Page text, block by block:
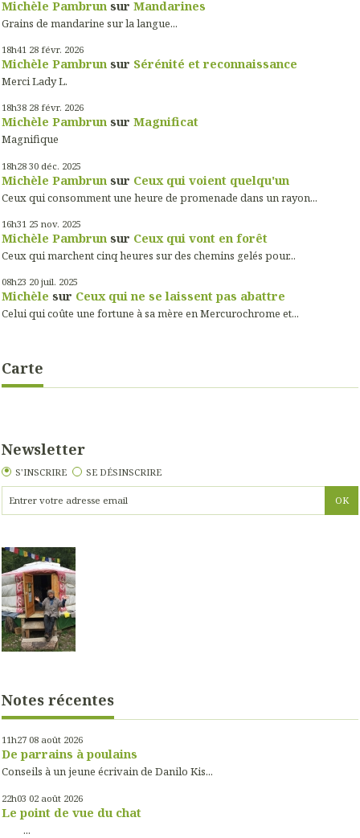
Michèle Pambrun sur Mandarines
Grains de mandarine sur la langue...
18h41 28 févr. 2026
Michèle Pambrun sur Sérénité et reconnaissance
Merci Lady L.
18h38 28 févr. 2026
Michèle Pambrun sur Magnificat
Magnifique
18h28 30 déc. 2025
Michèle Pambrun sur Ceux qui voient quelqu'un
Ceux qui consomment une heure de promenade dans un rayon...
16h31 25 nov. 2025
Michèle Pambrun sur Ceux qui vont en forêt
Ceux qui marchent cinq heures sur des chemins gelés pour...
08h23 20 juil. 2025
Michèle sur Ceux qui ne se laissent pas abattre
Celui qui coûte une fortune à sa mère en Mercurochrome et...
Carte
Newsletter
S'INSCRIRE SE DÉSINSCRIRE
Notes récentes
11h27 08 août 2026
De parrains à poulains
Conseils à un jeune écrivain de Danilo Kis...
22h03 02 août 2026
Le point de vue du chat
...